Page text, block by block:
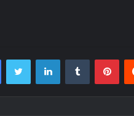
FacebookTwitter LinkedInTumblr